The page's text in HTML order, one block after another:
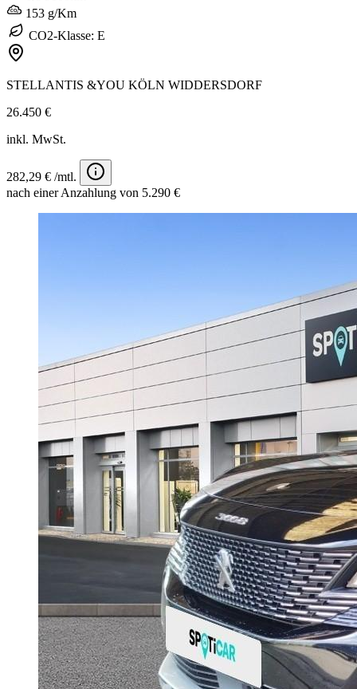
153 g/Km
CO2-Klasse: E
STELLANTIS &YOU KÖLN WIDDERSDORF
26.450 €
inkl. MwSt.
282,29 € /mtl.
nach einer Anzahlung von 5.290 €